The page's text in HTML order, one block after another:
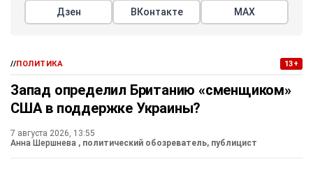
Дзен ВКонтакте МАХ
//ПОЛИТИКА 13+
Запад определил Британию «сменщиком»
США в поддержке Украины?
7 августа 2026, 13:55
Анна Шершнева , политический обозреватель, публицист